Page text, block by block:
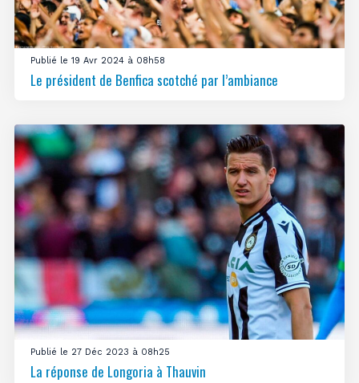
Publié le 19 Avr 2024 à 08h58
Le président de Benfica scotché par l’ambiance
Publié le 27 Déc 2023 à 08h25
La réponse de Longoria à Thauvin